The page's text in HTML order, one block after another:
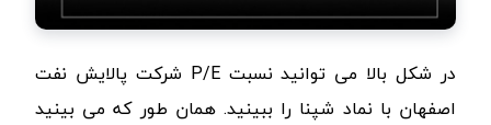
در شکل بالا می توانید نسبتP/E شرکت پالایش نفت
اصفهان با نماد شپنا را ببینید. همان طور که می بینید